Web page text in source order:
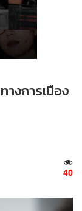
งการเมือง
40